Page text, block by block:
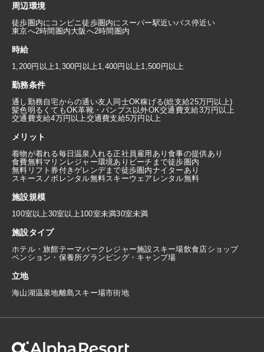
周辺環境
徒歩圏内にコンビニ徒歩圏内にスーパー駅近いバス停近い
東京へ2時間圏内大阪へ2時間圏内
時給
1,200円以上1,300円以上1,400円以上1,500円以上
勤務条件
通し勤務自宅からの通い友人同士OK稼げる(総支給25万円以上)
髪色明るくてもOK革靴・パンプス以外OK交通費支給3万円以上
交通費支給4万円以上交通費支給5万円以上
メリット
着物が着れる毎日温泉入れる正社員雇用あり食事の提供あり
食費無料マリンレジャー環境あり ビーチまで徒歩圏内
無料リフト券付きゲレンデまで徒歩圏内ナイターあり
スキースノボレンタル無料スキーウェアレンタル無料
施設規模
100室以上30室以上100室未満30室未満
施設タイプ
ホテル・旅館テーマパーク レジャー施設スキー場飲食店ショップ
ペンション・保養所グランピング・キャンプ場
立地
海山湖温泉地離島スキー場市街地